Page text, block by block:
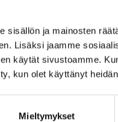
sisällön ja mainosten
Lisäksi jaamme
käytät sivustoamme.
kun olet käyttänyt
Mieltymykset
SISÄLTÖÄ: